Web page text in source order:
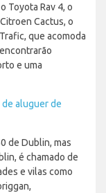
Toyota Rav 4, o
Cactus, o
que acomoda
e uma
aluguer de
de Dublin, mas
é chamado de
e vilas como